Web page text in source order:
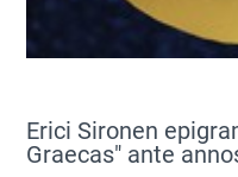
Erici Sironen
Graecas" ante